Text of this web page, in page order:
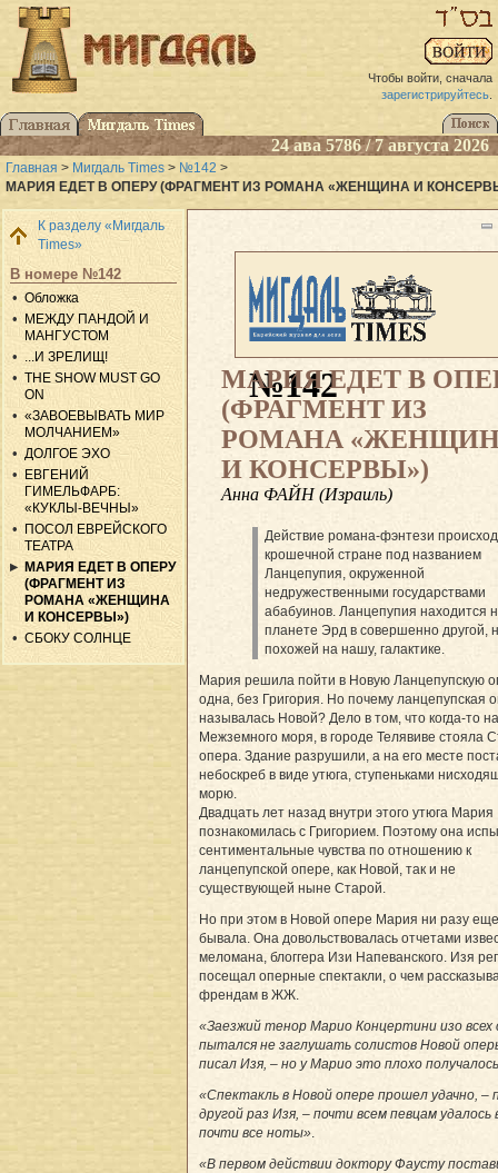
Чтобы войти, сначала
зарегистрируйтесь.
24 ава 5786 / 7 августа 2026
Главная > Мигдаль Times > №142 >
МАРИЯ ЕДЕТ В ОПЕРУ (ФРАГМЕНТ ИЗ РОМАНА «ЖЕНЩИНА И
К разделу «Мигдаль
Times»
В номере №142
Обложка
МЕЖДУ ПАНДОЙ И
МАНГУСТОМ
...И ЗРЕЛИЩ!
THE SHOW MUST GO
ON
«ЗАВОЕВЫВАТЬ МИР
МОЛЧАНИЕМ»
ДОЛГОЕ ЭХО
ЕВГЕНИЙ
ГИМЕЛЬФАРБ:
«КУКЛЫ-ВЕЧНЫ»
ПОСОЛ ЕВРЕЙСКОГО
ТЕАТРА
МАРИЯ ЕДЕТ В ОПЕРУ
(ФРАГМЕНТ ИЗ
РОМАНА «ЖЕНЩИНА
И КОНСЕРВЫ»)
СБОКУ СОЛНЦЕ
№142
МАРИЯ ЕДЕТ В
(ФРАГМЕНТ ИЗ
РОМАНА
И КОНСЕРВЫ»)
Анна ФАЙН (Израиль)
Действие романа-фэнтези
крошечной стране под названием
Ланцепупия, окруженной
недружественными государствами
абабуинов. Ланцепупия находится
планете Эрд в совершенно другой,
похожей на нашу, галактике.
Мария решила пойти в Но­вую Ланцепупскую
одна, без Григория. Но почему ланцепупская
называлась Новой? Дело в том, что когда-то
Межземного моря, в городе Телявиве стояла
опера. Здание разрушили, а на его месте
небоскреб в виде утюга, ступеньками
морю.
Двадцать лет назад внутри этого утюга Мария
познакомилась с Григорием. Поэтому она
сентиментальные чувства по отношению к
ланцепупской опере, как Новой, так и не
существующей ныне Старой.
Но при этом в Новой опере Мария ни разу
бывала. Она довольствовалась отчетами
меломана, блоггера Изи Напеванского. Изя
посещал оперные спектакли, о чем
френдам в ЖЖ.
«Заезжий тенор Марио Концертини изо всех
пытался не заглушать солистов Новой
писал Изя, – но у Марио это плохо
«Спектакль в Новой опере прошел удачно, –
другой раз Изя, – почти всем певцам удалось
почти все ноты»
«В первом действии доктору Фаусту